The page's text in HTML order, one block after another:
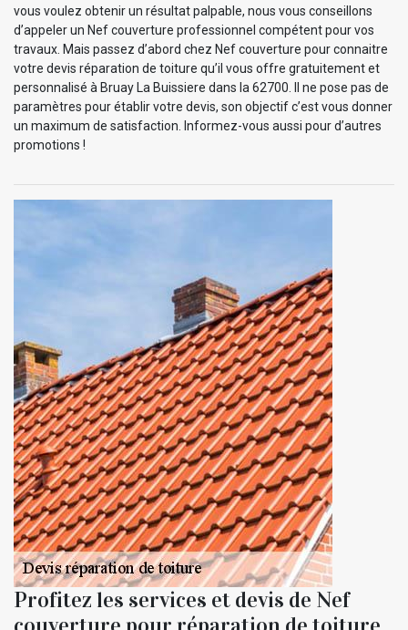
vous voulez obtenir un résultat palpable, nous vous conseillons
d’appeler un Nef couverture professionnel compétent pour vos
travaux. Mais passez d’abord chez Nef couverture pour connaitre
votre devis réparation de toiture qu’il vous offre gratuitement et
personnalisé à Bruay La Buissiere dans la 62700. Il ne pose pas de
paramètres pour établir votre devis, son objectif c’est vous donner
un maximum de satisfaction. Informez-vous aussi pour d’autres
promotions !
Profitez les services et devis de Nef